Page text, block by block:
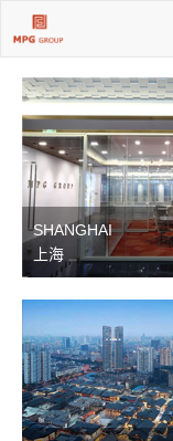
SHANGHAI
上海